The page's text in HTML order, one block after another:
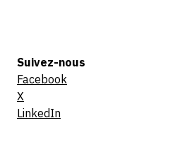
Suivez-nous
Facebook
X
LinkedIn